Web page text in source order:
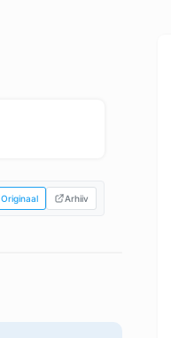
Originaal Arhiiv